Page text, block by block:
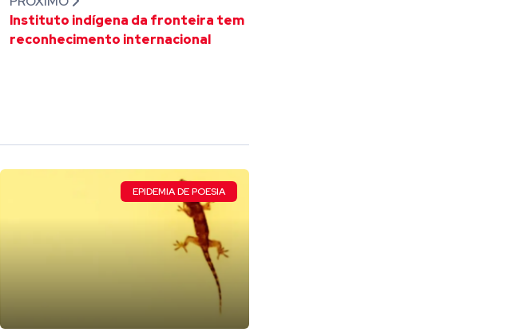
Instituto indígena da fronteira tem
reconhecimento internacional
EPIDEMIA DE POESIA